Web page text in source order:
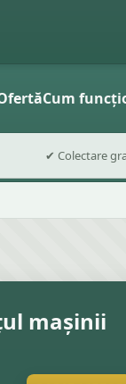
Cum
✔ Colectare
mașinii